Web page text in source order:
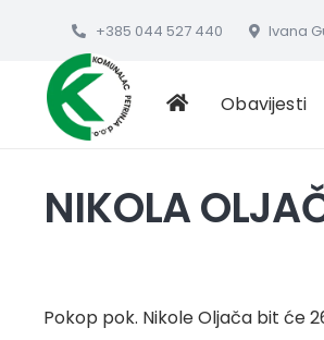
+385 044 527 440 Ivana
Obavijesti
NIKOLA
Pokop pok. Nikole Oljača bit će